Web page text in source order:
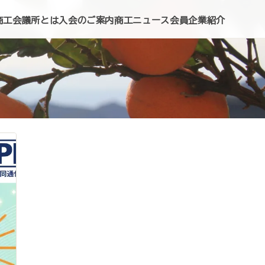
工会議所とは入会のご案内商工ニュース会員企業紹介